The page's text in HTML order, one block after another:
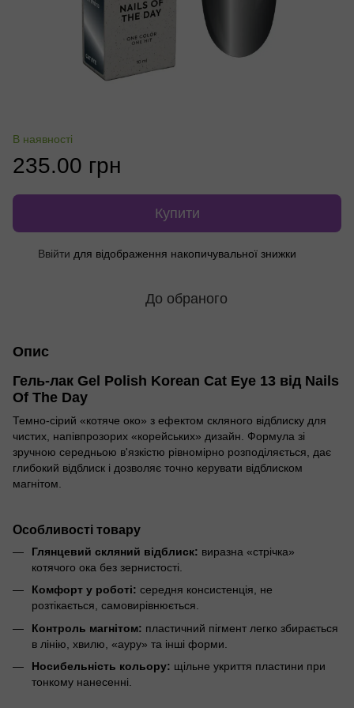
В наявності
235.00 грн
Купити
Ввійти для відображення накопичувальної знижки
До обраного
Опис
Гель-лак Gel Polish Korean Cat Eye 13 від Nails
Of The Day
Темно-сірий «котяче око» з ефектом скляного відблиску для
чистих, напівпрозорих «корейських» дизайн. Формула зі
зручною середньою в'язкістю рівномірно розподіляється, дає
глибокий відблиск і дозволяє точно керувати відблиском
магнітом.
Особливості товару
Глянцевий скляний відблиск: виразна «стрічка»
котячого ока без зернистості.
Комфорт у роботі: середня консистенція, не
розтікається, самовирівнюється.
Контроль магнітом: пластичний пігмент легко збирається
в лінію, хвилю, «ауру» та інші форми.
Носибельність кольору: щільне укриття пластини при
тонкому нанесенні.